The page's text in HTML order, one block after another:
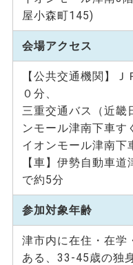
屋小森町145)
会場アクセス
【公共交通機関】
０分、
三重交通バス（近
ンモール津南下車す
イオンモール津南下
【車】伊勢自動車
で約5分
参加対象年齢
津市内に在住・在学
ある、33-45歳の独